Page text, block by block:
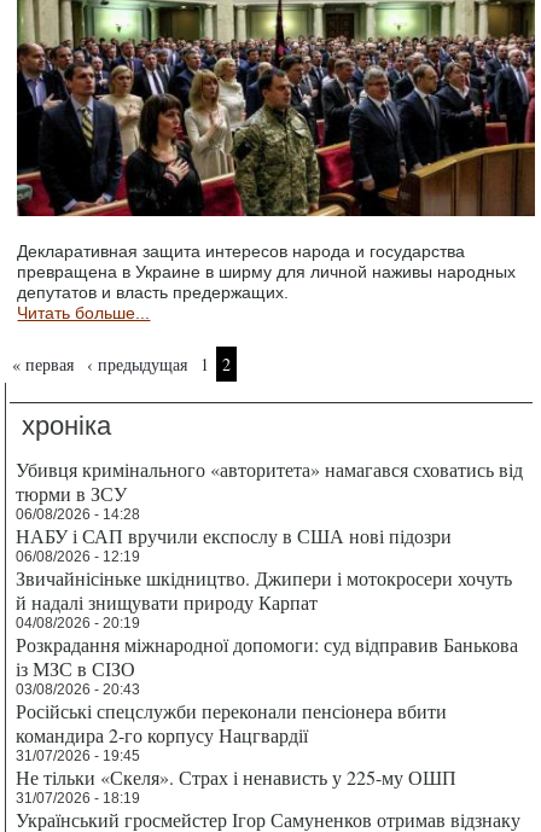
Декларативная защита интересов народа и государства
превращена в Украине в ширму для личной наживы народных
депутатов и власть предержащих.
Читать больше...
Страницы
« первая ‹ предыдущая 1 2
хроніка
Убивця кримінального «авторитета» намагався сховатись від
тюрми в ЗСУ
06/08/2026 - 14:28
НАБУ і САП вручили експослу в США нові підозри
06/08/2026 - 12:19
Звичайнісіньке шкідництво. Джипери і мотокросери хочуть
й надалі знищувати природу Карпат
04/08/2026 - 20:19
Розкрадання міжнародної допомоги: суд відправив Банькова
із МЗС в СІЗО
03/08/2026 - 20:43
Російські спецслужби переконали пенсіонера вбити
командира 2-го корпусу Нацгвардії
31/07/2026 - 19:45
Не тільки «Скеля». Страх і ненависть у 225-му ОШП
31/07/2026 - 18:19
Український гросмейстер Ігор Самуненков отримав відзнаку